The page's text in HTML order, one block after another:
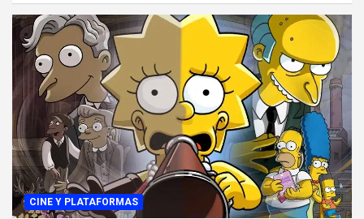
CINE Y PLATAFORMAS